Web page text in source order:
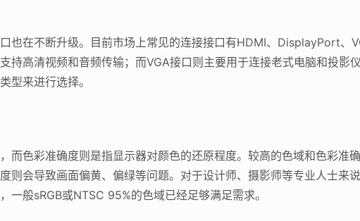
也在不断升级。目前市场上常见的连接接口有HDMI、DisplayPort
持高清视频和音频传输；而VGA接口则主要用于连接老式电脑和投影
型来进行选择。
而色彩准确度则是指显示器对颜色的还原程度。较高的色域和色彩准
则会导致画面偏黄、偏绿等问题。对于设计师、摄影师等专业人士来
一般sRGB或NTSC 95%的色域已经足够满足需求。